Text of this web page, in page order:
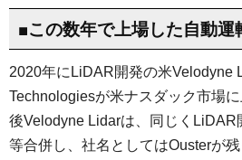
■この数年で上場した自動運
2020年にLiDAR開発の米Velodyne
Technologiesが米ナスダック市場
後Velodyne Lidarは、同じくLiDAR
等合併し、社名としてはOusterが残